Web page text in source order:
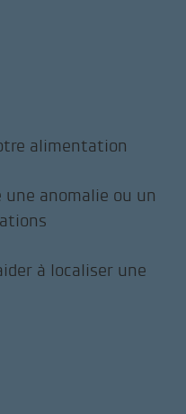
alimentation
anomalie ou un
à localiser une